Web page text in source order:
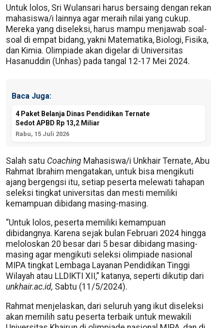
Untuk lolos, Sri Wulansari harus bersaing dengan rekan
mahasiswa/i lainnya agar meraih nilai yang cukup.
Mereka yang diseleksi, harus mampu menjawab soal-
soal di empat bidang, yakni Matematika, Biologi, Fisika,
dan Kimia. Olimpiade akan digelar di Universitas
Hasanuddin (Unhas) pada tangal 12-17 Mei 2024.
Baca Juga:
4 Paket Belanja Dinas Pendidikan Ternate
Sedot APBD Rp 13,2 Miliar
Rabu, 15 Juli 2026
Salah satu Coaching Mahasiswa/i Unkhair Ternate, Abu
Rahmat Ibrahim mengatakan, untuk bisa mengikuti
ajang bergengsi itu, setiap peserta melewati tahapan
seleksi tingkat universitas dan mesti memiliki
kemampuan dibidang masing-masing.
“Untuk lolos, peserta memiliki kemampuan
dibidangnya. Karena sejak bulan Februari 2024 hingga
meloloskan 20 besar dari 5 besar dibidang masing-
masing agar mengikuti seleksi olimpiade nasional
MIPA tingkat Lembaga Layanan Pendidikan Tinggi
Wilayah atau LLDIKTI XII,” katanya, seperti dikutip dari
unkhair.ac.id, Sabtu (11/5/2024).
Rahmat menjelaskan, dari seluruh yang ikut diseleksi
akan memilih satu peserta terbaik untuk mewakili